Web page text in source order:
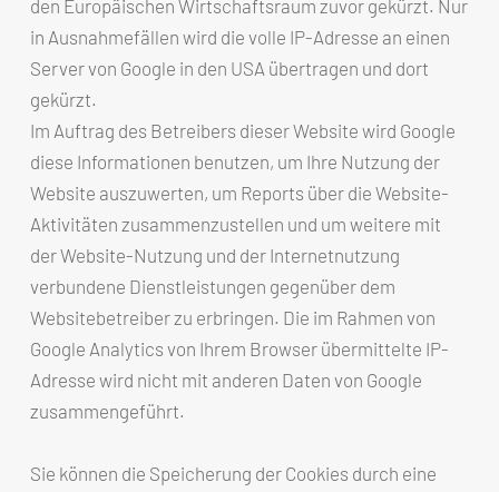
den Europäischen Wirtschaftsraum zuvor gekürzt. Nur
in Ausnahmefällen wird die volle IP-Adresse an einen
Server von Google in den USA übertragen und dort
gekürzt.
Im Auftrag des Betreibers dieser Website wird Google
diese Informationen benutzen, um Ihre Nutzung der
Website auszuwerten, um Reports über die Website-
Aktivitäten zusammenzustellen und um weitere mit
der Website-Nutzung und der Internetnutzung
verbundene Dienstleistungen gegenüber dem
Websitebetreiber zu erbringen. Die im Rahmen von
Google Analytics von Ihrem Browser übermittelte IP-
Adresse wird nicht mit anderen Daten von Google
zusammengeführt.
Sie können die Speicherung der Cookies durch eine